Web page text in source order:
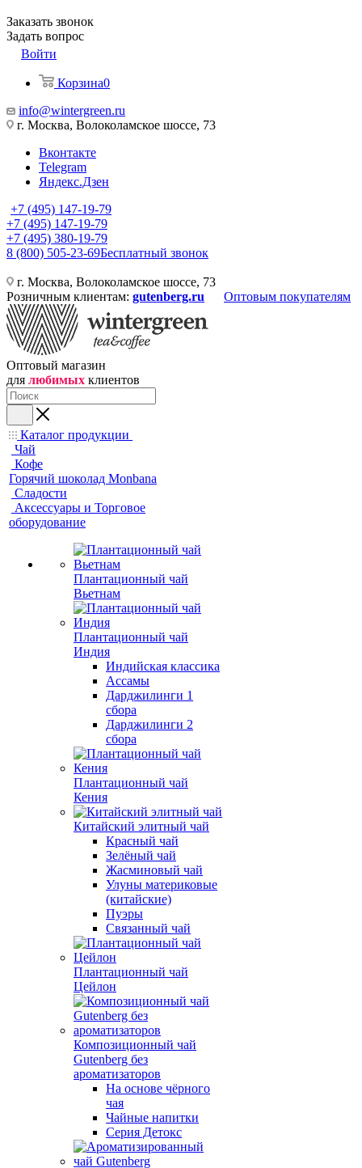
Заказать звонок
Задать вопрос
Войти
Корзина0
info@wintergreen.ru
г. Москва, Волоколамское шоссе, 73
Вконтакте
Telegram
Яндекс.Дзен
+7 (495) 147-19-79
+7 (495) 147-19-79
+7 (495) 380-19-79
8 (800) 505-23-69Бесплатный звонок
г. Москва, Волоколамское шоссе, 73
Розничным клиентам: gutenberg.ru Оптовым покупателям
Оптовый магазин
для любимых клиентов
Каталог продукции
Чай
Кофе
Горячий шоколад Monbana
Сладости
Аксессуары и Торговое
оборудование
Плантационный чай
Вьетнам
Плантационный чай
Индия
Индийская классика
Ассамы
Дарджилинги 1
сбора
Дарджилинги 2
сбора
Плантационный чай
Кения
Китайский элитный чай
Красный чай
Зелёный чай
Жасминовый чай
Улуны материковые
(китайские)
Пуэры
Связанный чай
Плантационный чай
Цейлон
Композиционный чай
Gutenberg без
ароматизаторов
На основе чёрного
чая
Чайные напитки
Серия Детокс